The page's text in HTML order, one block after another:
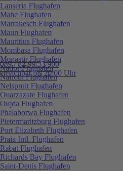
089 / 82 99 33 900
erreichbar bis 20:00 Uhr
Lanseria Flughafen
Mahe Flughafen
Marrakesch Flughafen
Maun Flughafen
Mauritius Flughafen
Mombasa Flughafen
Monastir Flughafen
Nador Flughafen
Nairobi Flughafen
Nelspruit Flughafen
Ouarzazate Flughafen
Oujda Flughafen
Phalaborwa Flughafen
Pietermaritzburg Flughafen
Port Elizabeth Flughafen
Praia Intl. Flughafen
Rabat Flughafen
Richards Bay Flughafen
Saint-Denis Flughafen